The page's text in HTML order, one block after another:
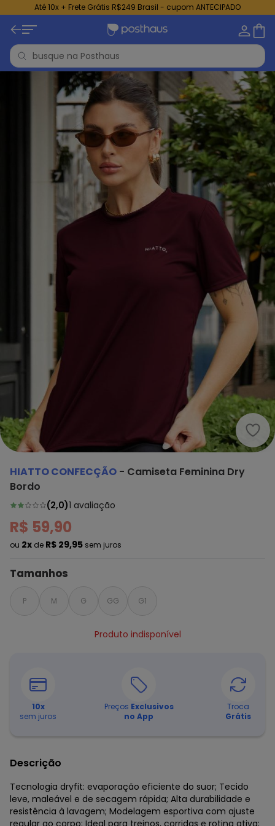
Até 10x + Frete Grátis R$249 Brasil - cupom ANTECIPADO
HIATTO CONFECÇÃO - Camiseta Feminina Dry
Bordo
(2,0)1 avaliação
R$ 59,90
ou 2x de R$ 29,95 sem juros
Tamanhos
P M G GG G1
Produto indisponível
10x
sem juros
Preços Exclusivos
no App
Troca
Grátis
Descrição
Tecnologia dryfit: evaporação eficiente do suor; Tecido
leve, maleável e de secagem rápida; Alta durabilidade e
resistência à lavagem; Modelagem esportiva com ajuste